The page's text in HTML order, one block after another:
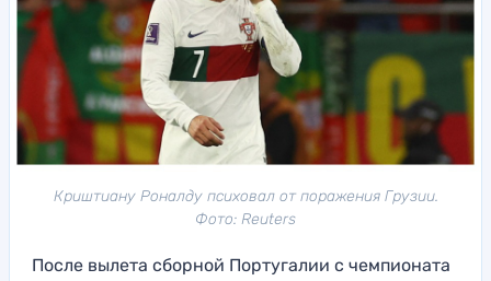
Криштиану Роналду психовал от поражения Грузии.
Фото: Reuters
После вылета сборной Португалии с чемпионата